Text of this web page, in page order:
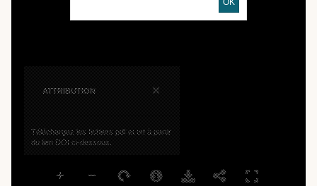
ATTRIBUTION ×
Téléchargez les fichiers pdf et txt à partir
du lien DOI ci-dessous.